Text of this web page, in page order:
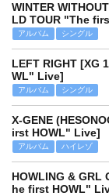
WINTER
LD TOUR "The
アルバム シングル
LEFT RIGHT [XG
WL" Live]
アルバム シングル
X-GENE
irst HOWL" Live]
アルバム ハイレゾ
HOWLING & GRL
he first HOWL"